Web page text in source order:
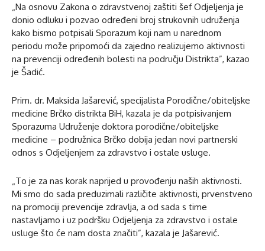
„Na osnovu Zakona o zdravstvenoj zaštiti šef Odjeljenja je
donio odluku i pozvao određeni broj strukovnih udruženja
kako bismo potpisali Sporazum koji nam u narednom
periodu može pripomoći da zajedno realizujemo aktivnosti
na prevenciji određenih bolesti na području Distrikta”, kazao
je Šadić.
Prim. dr. Maksida Jašarević, specijalista Porodične/obiteljske
medicine Brčko distrikta BiH, kazala je da potpisivanjem
Sporazuma Udruženje doktora porodične/obiteljske
medicine – podružnica Brčko dobija jedan novi partnerski
odnos s Odjeljenjem za zdravstvo i ostale usluge.
„To je za nas korak naprijed u provođenju naših aktivnosti.
Mi smo do sada preduzimali različite aktivnosti, prvenstveno
na promociji prevencije zdravlja, a od sada s time
nastavljamo i uz podršku Odjeljenja za zdravstvo i ostale
usluge što će nam dosta značiti”, kazala je Jašarević.